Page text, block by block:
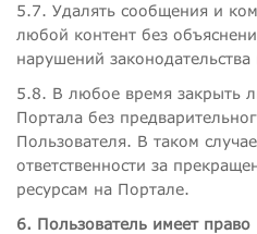
5.7. Удалять сообщения и
любой контент без
нарушений
5.8. В любое время закрыть
Портала без
Пользователя. В таком
ответственности за
ресурсам на Портале.
6. Пользователь имеет право